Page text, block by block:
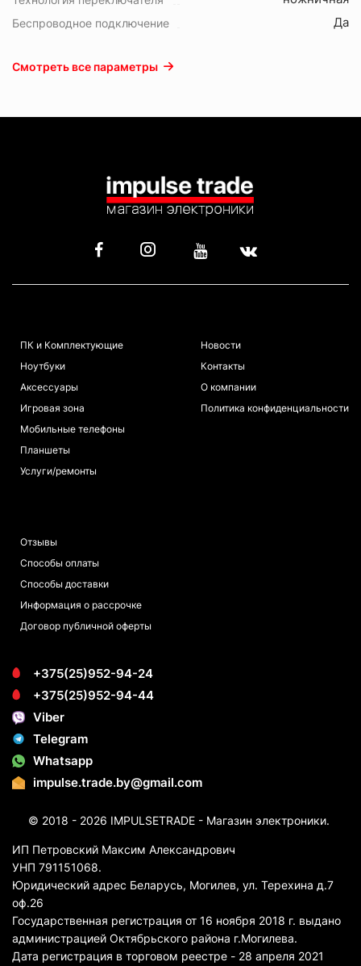
Беспроводное подключение Да
Смотреть все параметры
ПК и Комплектующие
Ноутбуки
Аксессуары
Игровая зона
Мобильные телефоны
Планшеты
Услуги/ремонты
Новости
Контакты
О компании
Политика конфиденциальности
Отзывы
Способы оплаты
Способы доставки
Информация о рассрочке
Договор публичной оферты
+375(25)952-94-24
+375(25)952-94-44
Viber
Telegram
Whatsapp
impulse.trade.by@gmail.com
© 2018 - 2026 IMPULSETRADE - Магазин электроники.
ИП Петровский Максим Александрович
УНП 791151068.
Юридический адрес Беларусь, Могилев, ул. Терехина д.7
оф.26
Государственная регистрация от 16 ноября 2018 г. выдано
администрацией Октябрьского района г.Могилева.
Дата регистрация в торговом реестре - 28 апреля 2021